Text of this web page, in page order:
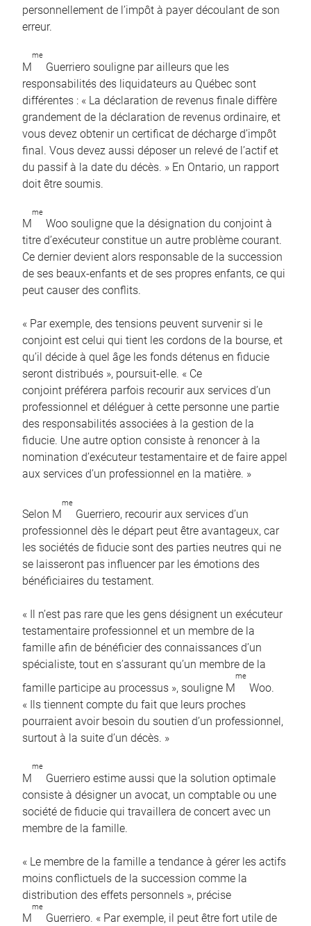
personnellement de l’impôt à payer découlant de son
erreur.
M
me
Guerriero souligne par ailleurs que les
responsabilités des liquidateurs au Québec sont
différentes : « La déclaration de revenus finale diffère
grandement de la déclaration de revenus ordinaire, et
vous devez obtenir un certificat de décharge d’impôt
final. Vous devez aussi déposer un relevé de l’actif et
du passif à la date du décès. » En Ontario, un rapport
doit être soumis.
M
me
Woo souligne que la désignation du conjoint à
titre d’exécuteur constitue un autre problème courant.
Ce dernier devient alors responsable de la succession
de ses beaux-enfants et de ses propres enfants, ce qui
peut causer des conflits.
« Par exemple, des tensions peuvent survenir si le
conjoint est celui qui tient les cordons de la bourse, et
qu’il décide à quel âge les fonds détenus en fiducie
seront distribués », poursuit-elle. « Ce
conjoint préférera parfois recourir aux services d’un
professionnel et déléguer à cette personne une partie
des responsabilités associées à la gestion de la
fiducie. Une autre option consiste à renoncer à la
nomination d’exécuteur testamentaire et de faire appel
aux services d’un professionnel en la matière. »
Selon M
me
Guerriero, recourir aux services d’un
professionnel dès le départ peut être avantageux, car
les sociétés de fiducie sont des parties neutres qui ne
se laisseront pas influencer par les émotions des
bénéficiaires du testament.
« Il n’est pas rare que les gens désignent un exécuteur
testamentaire professionnel et un membre de la
famille afin de bénéficier des connaissances d’un
spécialiste, tout en s’assurant qu’un membre de la
famille participe au processus », souligne M
me
Woo.
« Ils tiennent compte du fait que leurs proches
pourraient avoir besoin du soutien d’un professionnel,
surtout à la suite d’un décès. »
M
me
Guerriero estime aussi que la solution optimale
consiste à désigner un avocat, un comptable ou une
société de fiducie qui travaillera de concert avec un
membre de la famille.
« Le membre de la famille a tendance à gérer les actifs
moins conflictuels de la succession comme la
distribution des effets personnels », précise
M
me
Guerriero. « Par exemple, il peut être fort utile de